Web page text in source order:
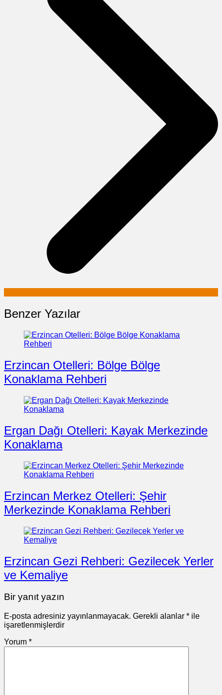
Benzer Yazılar
Erzincan Otelleri: Bölge Bölge
Konaklama Rehberi
Ergan Dağı Otelleri: Kayak Merkezinde
Konaklama
Erzincan Merkez Otelleri: Şehir
Merkezinde Konaklama Rehberi
Erzincan Gezi Rehberi: Gezilecek Yerler
ve Kemaliye
Bir yanıt yazın
E-posta adresiniz yayınlanmayacak. Gerekli alanlar * ile
işaretlenmişlerdir
Yorum *